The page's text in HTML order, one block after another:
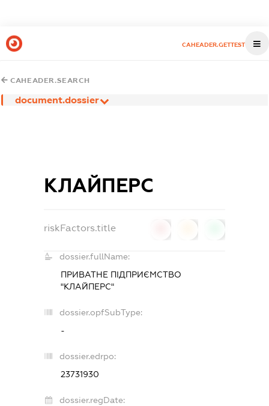
CAHEADER.GETTEST
CAHEADER.SEARCH
document.dossier
КЛАЙПЕРС
riskFactors.title
dossier.fullName:
ПРИВАТНЕ ПІДПРИЄМСТВО
"КЛАЙПЕРС"
dossier.opfSubType:
-
dossier.edrpo:
23731930
dossier.regDate: